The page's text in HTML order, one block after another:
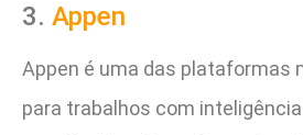
3. Appen
Appen é uma das plataformas
para trabalhos com